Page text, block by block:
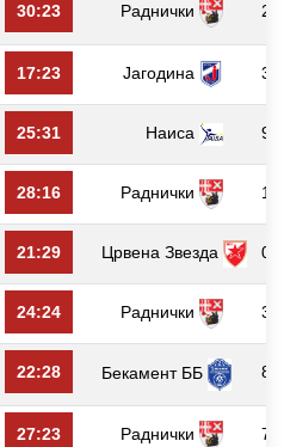
30:23 Раднички 2
17:23 Јагодина 3
25:31 Наиса 9
28:16 Раднички 1
21:29 Црвена Звезда 0
24:24 Раднички 3
22:28 Бекамент ББ 8
27:23 Раднички 7